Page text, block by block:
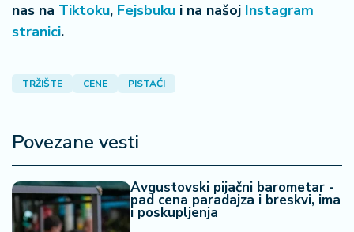
nas na Tiktoku, Fejsbuku i na našoj Instagram
stranici.
TRŽIŠTE CENE PISTAĆI
Povezane vesti
Avgustovski pijačni barometar -
pad cena paradajza i breskvi, ima
i poskupljenja